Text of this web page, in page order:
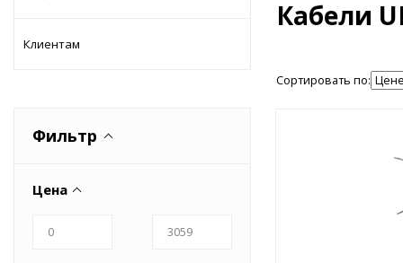
Оборудование пневматическое
Клиентам
Фильтр
Цена
Кабели
Сортировать по: